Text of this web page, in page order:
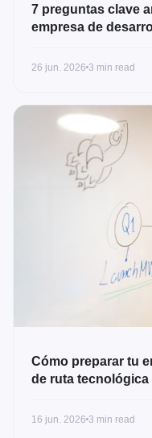
7 preguntas clave
empresa de
26 jun. 2026 3 min read
Cómo preparar tu
de ruta
16 jun. 2026 3 min read